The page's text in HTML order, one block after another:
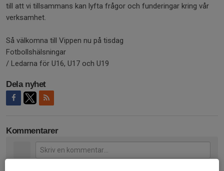
till att vi tillsammans kan lyfta frågor och funderingar kring vår
verksamhet.
Så välkomna till Vippen nu på tisdag
Fotbollshälsningar
/ Ledarna för U16, U17 och U19
Dela nyhet
Kommentarer